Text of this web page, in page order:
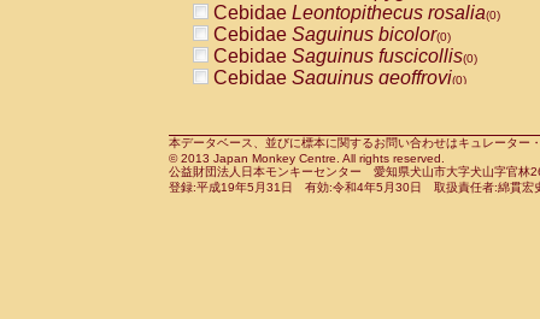
CercopithecidaeCercocebus
CercopithecidaeCercocebus
CercopithecidaeCercocebus
CercopithecidaeCercocebushybrid
CercopithecidaePapio anubis(0)
CercopithecidaePapio cynocephalus
CercopithecidaePapio hamadryas(0)
Cebidae Leontopithecus rosalia(0)
Cebidae Saguinus bicolor(0)
Cebidae Saguinus fuscicollis(0)
Cebidae Saguinus geoffroyi(0)
CebidaeSaguinus leucopus(0)
CebidaeSaguinus midas(0)
Cebidae Saguinus mystax(0)
本データベース、並びに標本に関するお問い合わせはキュレータ
© 2013 Japan Monkey Centre. All rights reserved.
公益財団法人日本モンキーセンター 愛知県犬山市大字犬山字官
登録:平成19年5月31日 有効:令和4年5月30日 取扱責任者:綿貫宏